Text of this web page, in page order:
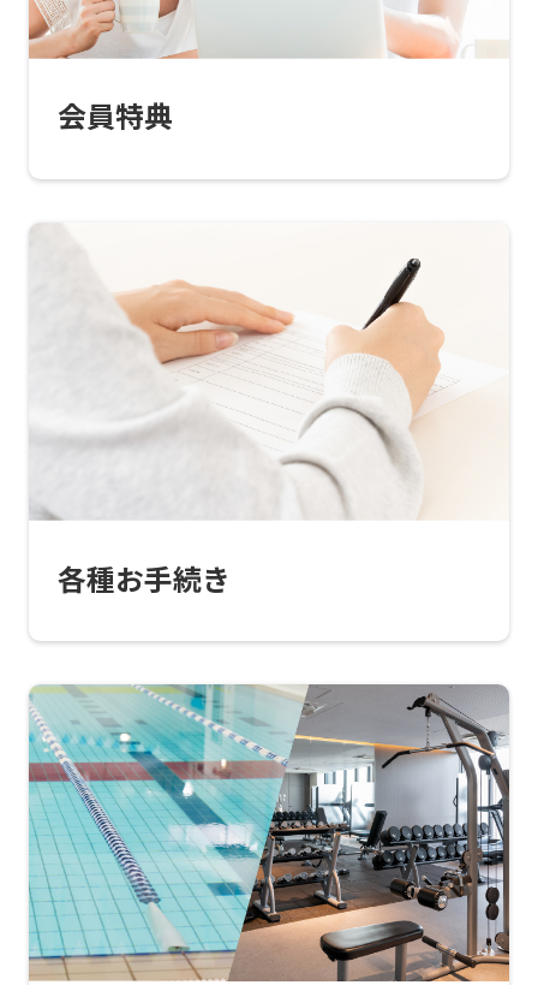
会員特典
各種お手続き
the
link
below
(start
automatic
translation)
top
page.
However,
if
you
use
an
automatic